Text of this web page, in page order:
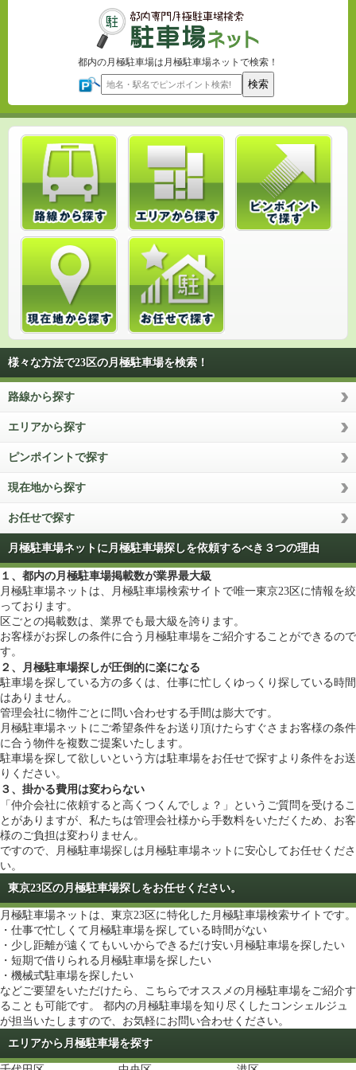
都内の月極駐車場は月極駐車場ネットで検索！
様々な方法で23区の月極駐車場を検索！
路線から探す
エリアから探す
ピンポイントで探す
現在地から探す
お任せで探す
月極駐車場ネットに月極駐車場探しを依頼するべき３つの理由
１、都内の月極駐車場掲載数が業界最大級
月極駐車場ネットは、月極駐車場検索サイトで唯一東京23区に情報を絞
っております。
区ごとの掲載数は、業界でも最大級を誇ります。
お客様がお探しの条件に合う月極駐車場をご紹介することができるので
す。
２、月極駐車場探しが圧倒的に楽になる
駐車場を探している方の多くは、仕事に忙しくゆっくり探している時間
はありません。
管理会社に物件ごとに問い合わせする手間は膨大です。
月極駐車場ネットにご希望条件をお送り頂けたらすぐさまお客様の条件
に合う物件を複数ご提案いたします。
駐車場を探して欲しいという方は駐車場をお任せで探すより条件をお送
りください。
３、掛かる費用は変わらない
「仲介会社に依頼すると高くつくんでしょ？」というご質問を受けるこ
とがありますが、私たちは管理会社様から手数料をいただくため、お客
様のご負担は変わりません。
ですので、月極駐車場探しは月極駐車場ネットに安心してお任せくださ
い。
東京23区の月極駐車場探しをお任せください。
月極駐車場ネットは、東京23区に特化した月極駐車場検索サイトです。
・仕事で忙しくて月極駐車場を探している時間がない
・少し距離が遠くてもいいからできるだけ安い月極駐車場を探したい
・短期で借りられる月極駐車場を探したい
・機械式駐車場を探したい
などご要望をいただけたら、こちらでオススメの月極駐車場をご紹介す
ることも可能です。 都内の月極駐車場を知り尽くしたコンシェルジュ
が担当いたしますので、お気軽にお問い合わせください。
エリアから月極駐車場を探す